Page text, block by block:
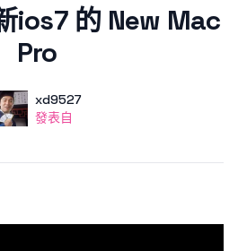
ios7 的 New Mac
Pro
使用者
xd9527
發表自
發表自